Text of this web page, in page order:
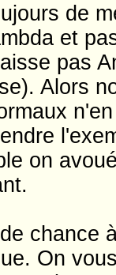
de
et
pas
Alors
on
chance
On